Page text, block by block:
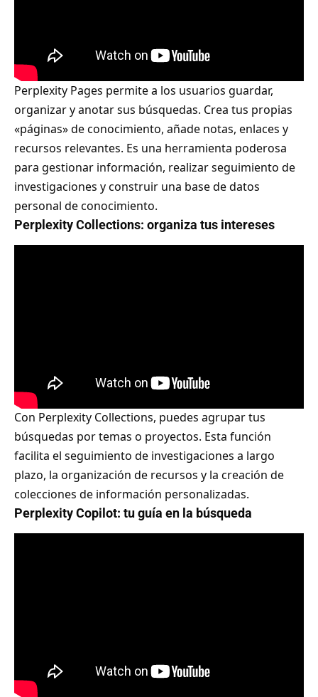
Perplexity Pages permite a los usuarios guardar,
organizar y anotar sus búsquedas. Crea tus propias
«páginas» de conocimiento, añade notas, enlaces y
recursos relevantes. Es una herramienta poderosa
para gestionar información, realizar seguimiento de
investigaciones y construir una base de datos
personal de conocimiento.
Perplexity Collections: organiza tus intereses
Con Perplexity Collections, puedes agrupar tus
búsquedas por temas o proyectos. Esta función
facilita el seguimiento de investigaciones a largo
plazo, la organización de recursos y la creación de
colecciones de información personalizadas.
Perplexity Copilot: tu guía en la búsqueda